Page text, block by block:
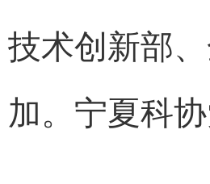
技术创新部
加。宁夏科